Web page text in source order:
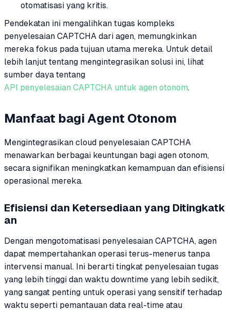
otomatisasi yang kritis.
Pendekatan ini mengalihkan tugas kompleks
penyelesaian CAPTCHA dari agen, memungkinkan
mereka fokus pada tujuan utama mereka. Untuk detail
lebih lanjut tentang mengintegrasikan solusi ini, lihat
sumber daya tentang
API penyelesaian CAPTCHA untuk agen otonom.
Manfaat bagi Agent Otonom
Mengintegrasikan cloud penyelesaian CAPTCHA
menawarkan berbagai keuntungan bagi agen otonom,
secara signifikan meningkatkan kemampuan dan efisiensi
operasional mereka.
Efisiensi dan Ketersediaan yang Ditingkatk
an
Dengan mengotomatisasi penyelesaian CAPTCHA, agen
dapat mempertahankan operasi terus-menerus tanpa
intervensi manual. Ini berarti tingkat penyelesaian tugas
yang lebih tinggi dan waktu downtime yang lebih sedikit,
yang sangat penting untuk operasi yang sensitif terhadap
waktu seperti pemantauan data real-time atau